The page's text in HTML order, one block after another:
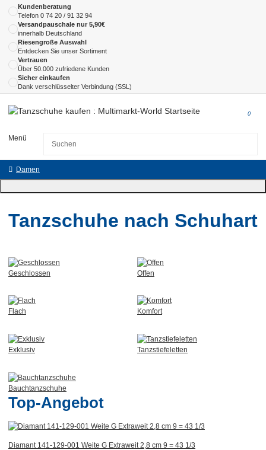
Kundenberatung
Telefon 0 74 20 / 91 32 94
Versandpauschale nur 5,90€
innerhalb Deutschland
Riesengroße Auswahl
Entdecken Sie unser Sortiment
Vertrauen
Über 50.000 zufriedene Kunden
Sicher einkaufen
Dank verschlüsselter Verbindung (SSL)
Menü
0
Damen
Tanzschuhe nach Schuhart
Geschlossen Offen
Flach Komfort
Exklusiv Tanzstiefeletten
Bauchtanzschuhe
Top-Angebot
Diamant 141-129-001 Weite G Extraweit 2,8 cm 9 = 43 1/3